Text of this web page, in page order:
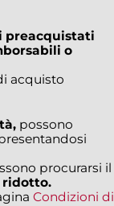
preacquistati
o
acquisto
possono
procurarsi il
ridotto.
Condizioni di